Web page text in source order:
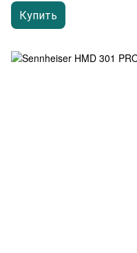
Купить